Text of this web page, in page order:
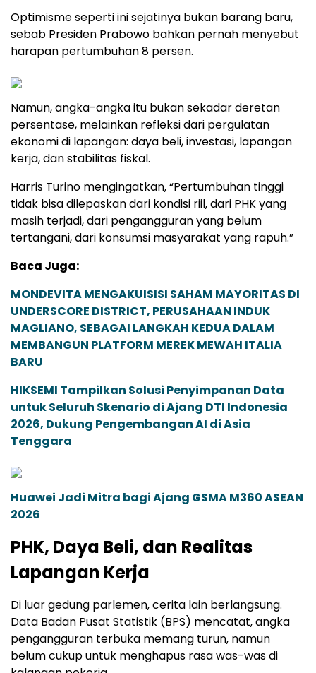
Optimisme seperti ini sejatinya bukan barang baru,
sebab Presiden Prabowo bahkan pernah menyebut
harapan pertumbuhan 8 persen.
Namun, angka-angka itu bukan sekadar deretan
persentase, melainkan refleksi dari pergulatan
ekonomi di lapangan: daya beli, investasi, lapangan
kerja, dan stabilitas fiskal.
Harris Turino mengingatkan, “Pertumbuhan tinggi
tidak bisa dilepaskan dari kondisi riil, dari PHK yang
masih terjadi, dari pengangguran yang belum
tertangani, dari konsumsi masyarakat yang rapuh.”
Baca Juga:
MONDEVITA MENGAKUISISI SAHAM MAYORITAS DI
UNDERSCORE DISTRICT, PERUSAHAAN INDUK
MAGLIANO, SEBAGAI LANGKAH KEDUA DALAM
MEMBANGUN PLATFORM MEREK MEWAH ITALIA
BARU
HIKSEMI Tampilkan Solusi Penyimpanan Data
untuk Seluruh Skenario di Ajang DTI Indonesia
2026, Dukung Pengembangan AI di Asia
Tenggara
Huawei Jadi Mitra bagi Ajang GSMA M360 ASEAN
2026
PHK, Daya Beli, dan Realitas
Lapangan Kerja
Di luar gedung parlemen, cerita lain berlangsung.
Data Badan Pusat Statistik (BPS) mencatat, angka
pengangguran terbuka memang turun, namun
belum cukup untuk menghapus rasa was-was di